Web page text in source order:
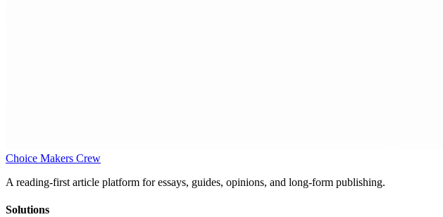
Choice Makers Crew
A reading-first article platform for essays, guides, opinions, and long-form publishing.
Solutions